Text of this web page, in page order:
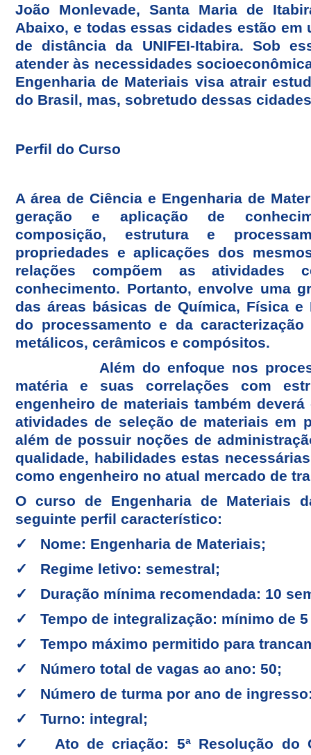
João Monlevade, Santa Maria de
Abaixo, e todas essas cidades estão em
de distância da UNIFEI-Itabira. Sob
atender às necessidades
Engenharia de Materiais visa atrair
do Brasil, mas, sobretudo dessas
Perfil do Curso
A área de Ciência e Engenharia de
geração e aplicação de
composição, estrutura e
propriedades e aplicações dos
relações compõem as atividades
conhecimento. Portanto, envolve uma
das áreas básicas de Química, Física
do processamento e da
metálicos, cerâmicos e compósitos.
Além do enfoque nos
matéria e suas correlações com
engenheiro de materiais também
atividades de seleção de materiais em
além de possuir noções de
qualidade, habilidades estas
como engenheiro no atual mercado de
O curso de Engenharia de Materiais
seguinte perfil característico:
✓ Nome: Engenharia de Materiais;
✓ Regime letivo: semestral;
✓ Duração mínima recomendada: 10
✓ Tempo de integralização: mínimo de
✓ Tempo máximo permitido para
✓ Número total de vagas ao ano: 50;
✓ Número de turma por ano de
✓ Turno: integral;
✓ Ato de criação: 5ª Resolução do